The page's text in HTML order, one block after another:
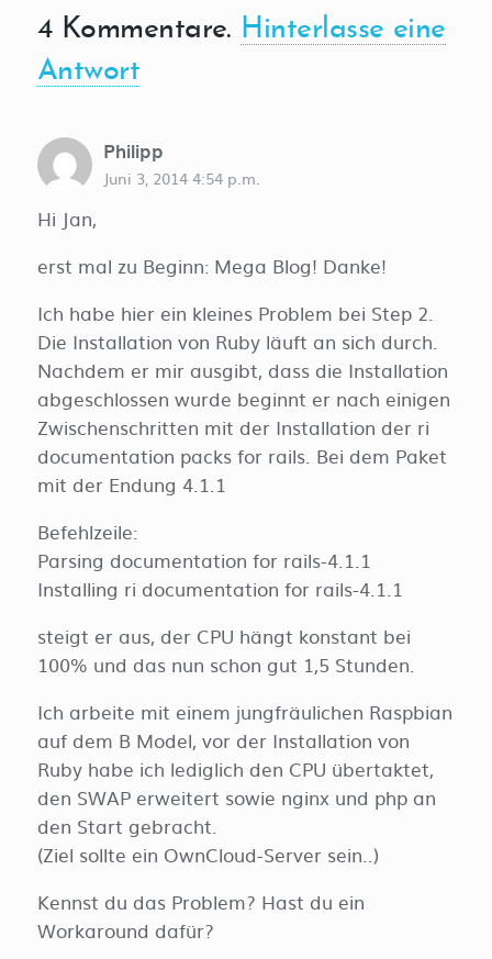
4 Kommentare. Hinterlasse eine
Antwort
Philipp
Juni 3, 2014 4:54 p.m.
Hi Jan,
erst mal zu Beginn: Mega Blog! Danke!
Ich habe hier ein kleines Problem bei Step 2.
Die Installation von Ruby läuft an sich durch.
Nachdem er mir ausgibt, dass die Installation
abgeschlossen wurde beginnt er nach einigen
Zwischenschritten mit der Installation der ri
documentation packs for rails. Bei dem Paket
mit der Endung 4.1.1
Befehlzeile:
Parsing documentation for rails-4.1.1
Installing ri documentation for rails-4.1.1
steigt er aus, der CPU hängt konstant bei
100% und das nun schon gut 1,5 Stunden.
Ich arbeite mit einem jungfräulichen Raspbian
auf dem B Model, vor der Installation von
Ruby habe ich lediglich den CPU übertaktet,
den SWAP erweitert sowie nginx und php an
den Start gebracht.
(Ziel sollte ein OwnCloud-Server sein..)
Kennst du das Problem? Hast du ein
Workaround dafür?